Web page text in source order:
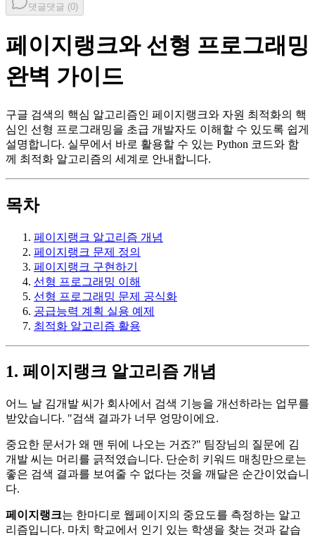
댓글댓글 (0)
페이지랭크와 선형 프로그래밍
완벽 가이드
구글 검색의 핵심 알고리즘인 페이지랭크와 자원 최적화의 핵
심인 선형 프로그래밍을 초급 개발자도 이해할 수 있도록 쉽게
설명합니다. 실무에서 바로 활용할 수 있는 Python 코드와 함
께 최적화 알고리즘의 세계로 안내합니다.
목차
페이지랭크 알고리즘 개념
페이지랭크 문제 정의
페이지랭크 구현하기
선형 프로그래밍 이해
선형 프로그래밍 문제 공식화
공급능력 계획 실용 예제
최적화 알고리즘 활용
1. 페이지랭크 알고리즘 개념
어느 날 김개발 씨가 회사에서 검색 기능을 개선하라는 업무를
받았습니다. "검색 결과가 너무 엉망이에요.
중요한 문서가 왜 맨 뒤에 나오는 거죠?" 팀장님의 질문에 김
개발 씨는 머리를 긁적였습니다. 단순히 키워드 매칭만으로는
좋은 검색 결과를 보여줄 수 없다는 것을 깨달은 순간이었습니
다.
페이지랭크는 한마디로 웹페이지의 중요도를 측정하는 알고
리즘입니다. 마치 학교에서 인기 있는 학생을 찾는 것과 같습